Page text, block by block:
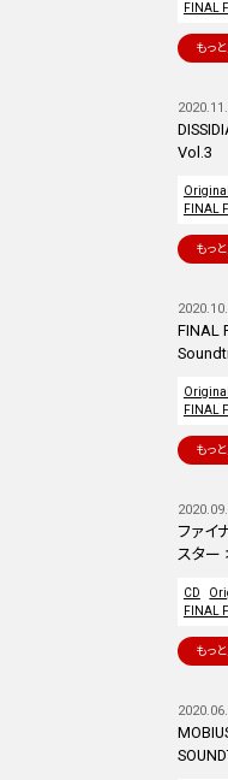
FINAL
もっ
Vol.3
FINAL
もっ
FINAL
FINAL
もっ
ファイ
スター
CD
FINAL
もっ